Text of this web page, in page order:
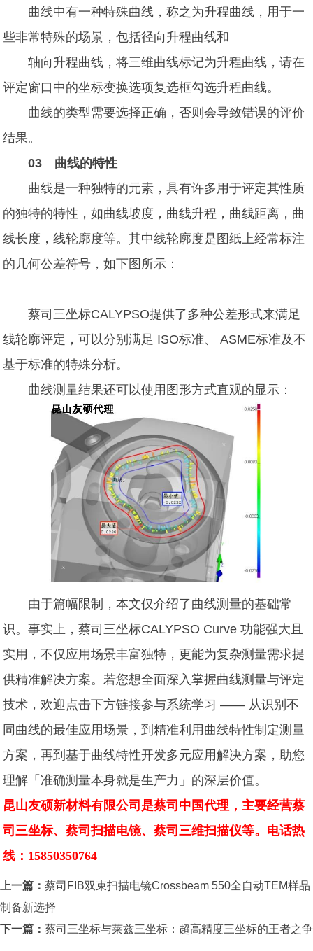
曲线中有一种特殊曲线，称之为升程曲线，用于一
些非常特殊的场景，包括径向升程曲线和
轴向升程曲线，将三维曲线标记为升程曲线，请在
评定窗口中的坐标变换选项复选框勾选升程曲线。
曲线的类型需要选择正确，否则会导致错误的评价
结果。
03 曲线的特性
曲线是一种独特的元素，具有许多用于评定其性质
的独特的特性，如曲线坡度，曲线升程，曲线距离，曲
线长度，线轮廓度等。其中线轮廓度是图纸上经常标注
的几何公差符号，如下图所示：
蔡司三坐标CALYPSO提供了多种公差形式来满足
线轮廓评定，可以分别满足 ISO标准、 ASME标准及不
基于标准的特殊分析。
曲线测量结果还可以使用图形方式直观的显示：
由于篇幅限制，本文仅介绍了曲线测量的基础常
识。事实上，蔡司三坐标CALYPSO Curve 功能强大且
实用，不仅应用场景丰富独特，更能为复杂测量需求提
供精准解决方案。若您想全面深入掌握曲线测量与评定
技术，欢迎点击下方链接参与系统学习 —— 从识别不
同曲线的最佳应用场景，到精准利用曲线特性制定测量
方案，再到基于曲线特性开发多元应用解决方案，助您
理解「准确测量本身就是生产力」的深层价值。
昆山友硕新材料有限公司是蔡司中国代理，主要经营蔡
司三坐标、蔡司扫描电镜、蔡司三维扫描仪等。电话热
线：15850350764
上一篇： 蔡司FIB双束扫描电镜Crossbeam 550全自动TEM样品
制备新选择
下一篇： 蔡司三坐标与莱兹三坐标：超高精度三坐标的王者之争